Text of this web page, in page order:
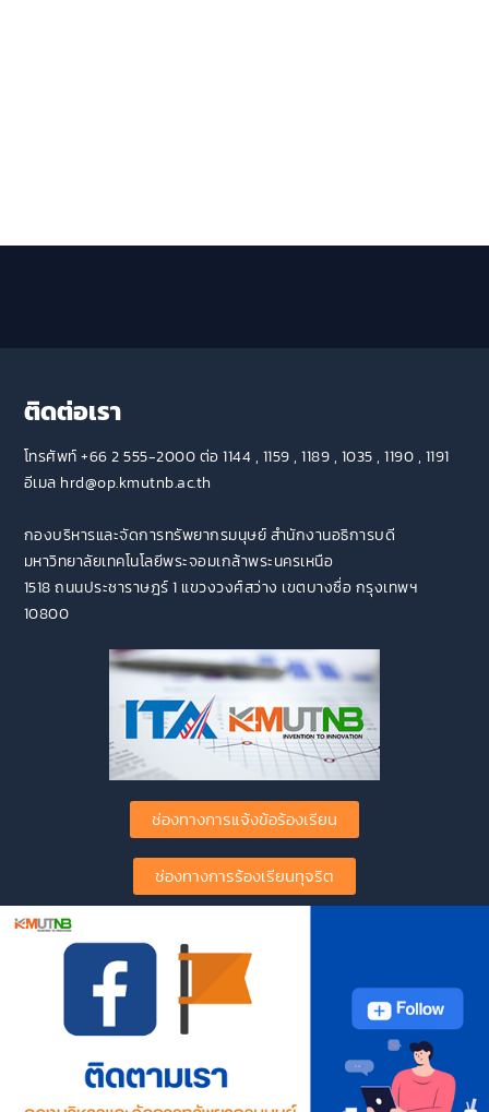
ติดต่อเรา
โทรศัพท์ +66 2 555-2000 ต่อ 1144 , 1159 , 1189 , 1035 , 1190 , 1191
อีเมล hrd@op.kmutnb.ac.th
กองบริหารและจัดการทรัพยากรมนุษย์ สำนักงานอธิการบดี
มหาวิทยาลัยเทคโนโลยีพระจอมเกล้าพระนครเหนือ
1518 ถนนประชาราษฎร์ 1 แขวงวงศ์สว่าง เขตบางซื่อ กรุงเทพฯ
10800
ช่องทางการแจ้งข้อร้องเรียน
ช่องทางการร้องเรียนทุจริต